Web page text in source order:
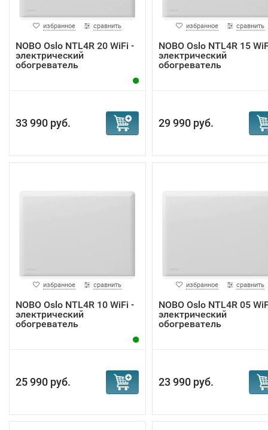
избранное сравнить
NOBO Oslo NTL4R 20 WiFi -
электрический
обогреватель
33 990 руб.
избранное сравнить
NOBO Oslo NTL4R 15
электрический
обогреватель
29 990 руб.
избранное сравнить
NOBO Oslo NTL4R 10 WiFi -
электрический
обогреватель
25 990 руб.
избранное сравнить
NOBO Oslo NTL4R 05
электрический
обогреватель
23 990 руб.